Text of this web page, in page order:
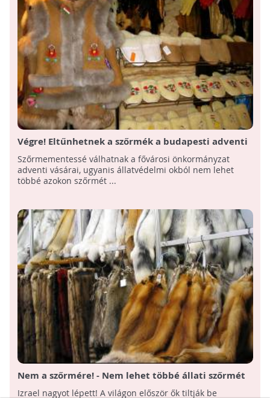
Végre! Eltűnhetnek a szőrmék a budapesti adventi
vásárokról!
Szőrmementessé válhatnak a fővárosi önkormányzat
adventi vásárai, ugyanis állatvédelmi okból nem lehet
többé azokon szőrmét ...
Nem a szőrmére! - Nem lehet többé állati szőrmét
adni-venni Izraelben!
Izrael nagyot lépett! A világon először ők tiltják be